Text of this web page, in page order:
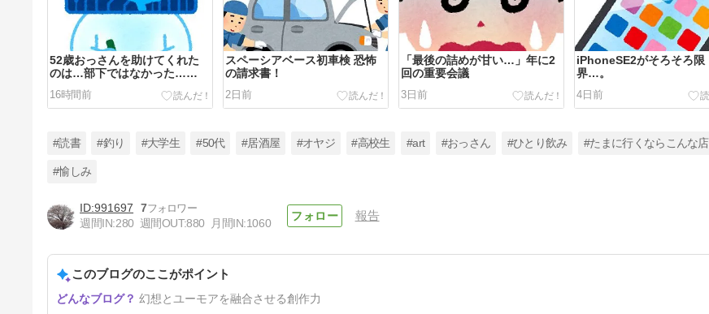
52歳おっさんを助けてくれた
のは…部下ではなかった…
16時間前
スペーシアベース初車検 恐怖
の請求書！
2日前
「最後の詰めが甘い…」年に2
回の重要会議
3日前
iPhoneSE2がそろそろ限
界…。
4日前
丸亀製麺の半額の日♪
#読書 #釣り #大学生 #50代 #居酒屋 #オヤジ #高校生 #art #おっさん #ひとり飲み #たまに行くならこんな店
#愉しみ
991697
7
週間IN:280 週間OUT:880 月間IN:1060
報告
このブログのここがポイント
幻想とユーモアを融合させる創作力